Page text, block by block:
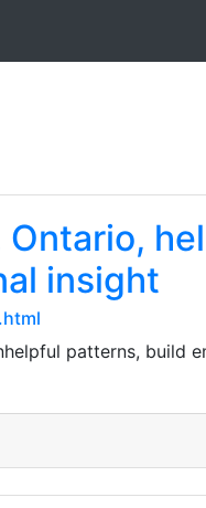
insight
patterns, build